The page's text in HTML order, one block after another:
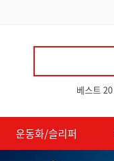
지급
베스트 20
운동화/슬리퍼